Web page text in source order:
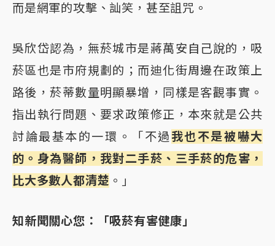
而是網軍的攻擊、訕笑，甚至詛咒。
吳欣岱認為，無菸城市是蔣萬安自己說的，吸
菸區也是市府規劃的；而迪化街周邊在政策上
路後，菸蒂數量明顯暴增，同樣是客觀事實。
指出執行問題、要求政策修正，本來就是公共
討論最基本的一環。「不過 我也不是被嚇大
的。身為醫師，我對二手菸、三手菸的危害，
比大多數人都清楚 。」
知新聞關心您：「吸菸有害健康」